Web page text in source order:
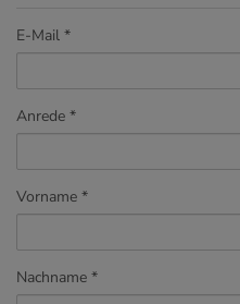
E-Mail
Anrede
Vorname
Nachname